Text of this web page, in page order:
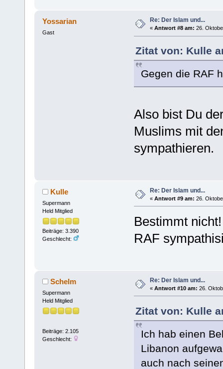
Yossarian
Gast
Re: Der Islam und...
« Antwort #8 am: 26.
Zitat von: Kulle
Gegen die RAF
Also bist Du
Muslims mit
sympathieren.
Kulle
Supermann
Held Mitglied
Beiträge: 3.390
Geschlecht:
Re: Der Islam und...
« Antwort #9 am: 26.
Bestimmt
RAF
Schelm
Supermann
Held Mitglied
Beiträge: 2.105
Geschlecht:
Re: Der Islam und...
« Antwort #10 am: 26.
Zitat von: Kulle
Ich hab einen
Libanon
auch nach